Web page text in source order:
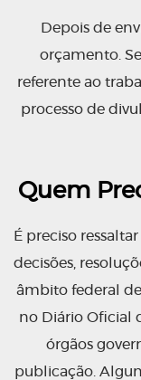
Depois de
orçamento.
referente ao
processo de
Quem
É preciso
decisões,
âmbito federal
no Diário Oficial
órgãos
publicação.